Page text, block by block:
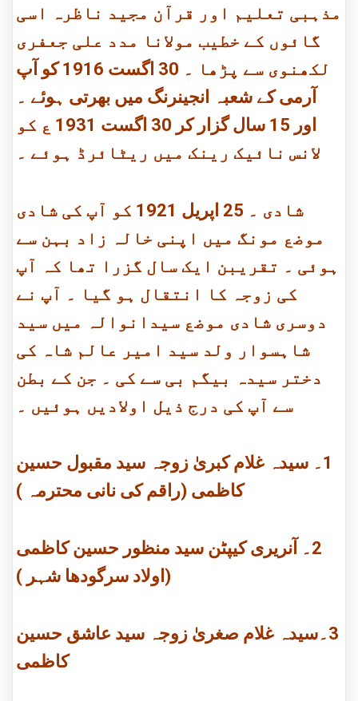
مذہبی تعلیم اور قرآن مجید ناظرہ اسی
گائوں کے خطیب مولانا مدد علی جعفری
لکھنوی سے پڑھا ۔ 30 اگست 1916 کو آپ
آرمی کے شعبہ انجینرنگ میں بھرتی ہوئے ۔
اور 15 سال گزار کر 30 اگست 1931 ع کو
لانس نائیک رینک میں ریٹائرڈ ہوئے ۔
شادی ۔ 25 اپریل 1921 کو آپ کی شادی
موضع مونگ میں اپنی خالہ زاد بہن سے
ہوئی ۔ تقریبن ایک سال گزرا تھا کہ آپ
کی زوجہ کا انتقال ہو گیا ۔ آپ نے
دوسری شادی موضع سیدانوالہ میں سید
شاہسوار ولد سید امیر عالم شاہ کی
دختر سیدہ بیگم بی سے کی ۔ جن کے بطن
سے آپ کی درج ذیل اولادیں ہوئیں ۔
1۔ سیدہ غلام کبریٰ زوجہ سید مقبول حسین
کاظمی (راقم کی نانی محترمہ )
2۔ آنریری کیپٹن سید منظور حسین کاظمی
(اولاد سرگودھا شہر )
3۔سیدہ غلام صغریٰ زوجہ سید عاشق حسین
کاظمی